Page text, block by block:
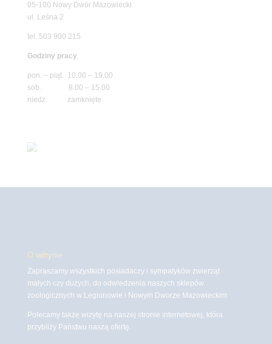
05-100 Nowy Dwór Mazowiecki
ul. Leśna 2
tel. 503 900 215
Godziny pracy
pon. – piąt. 10.00 – 19.00
sob. 8.00 – 15.00
niedz. zamknięte
O witrynie
Zapraszamy wszystkich posiadaczy i sympatyków zwierząt
małych czy dużych, do odwiedzenia naszych sklepów
zoologicznych w Legionowie i Nowym Dworze Mazowieckim
Polecamy także wizytę na naszej stronie internetowej, która
przybliży Państwu naszą ofertę.